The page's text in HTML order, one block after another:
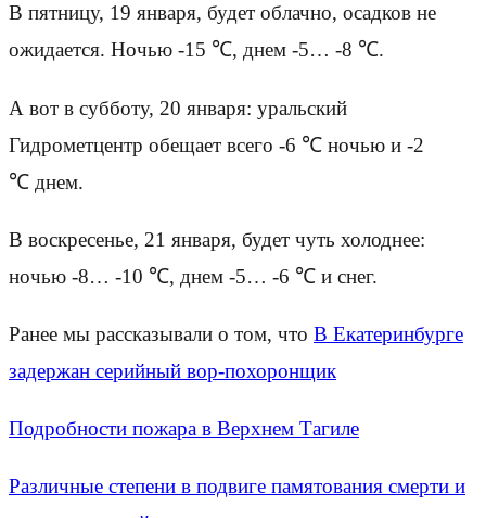
В пятницу, 19 января, будет облачно, осадков не
ожидается. Ночью -15 ℃, днем -5… -8 ℃.
А вот в субботу, 20 января: уральский
Гидрометцентр обещает всего -6 ℃ ночью и -2
℃ днем.
В воскресенье, 21 января, будет чуть холоднее:
ночью -8… -10 ℃, днем -5… -6 ℃ и снег.
Ранее мы рассказывали о том, что В Екатеринбурге
задержан серийный вор-похоронщик
Подробности пожара в Верхнем Тагиле
Различные степени в подвиге памятования смерти и